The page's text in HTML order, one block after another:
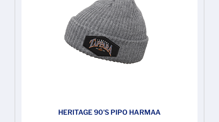
HERITAGE 90'S PIPO HARMAA